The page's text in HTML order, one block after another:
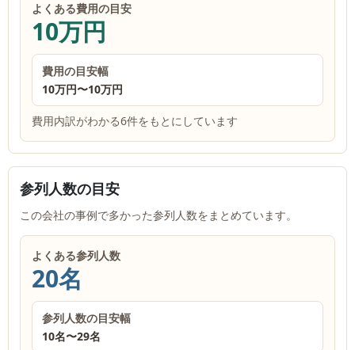
よくある費用の目安
10万円
費用の目安幅
10万円〜10万円
費用内訳がわかる6件をもとにしています
参列人数の目安
この会社の事例で多かった参列人数をまとめています。
よくある参列人数
20名
参列人数の目安幅
10名〜29名